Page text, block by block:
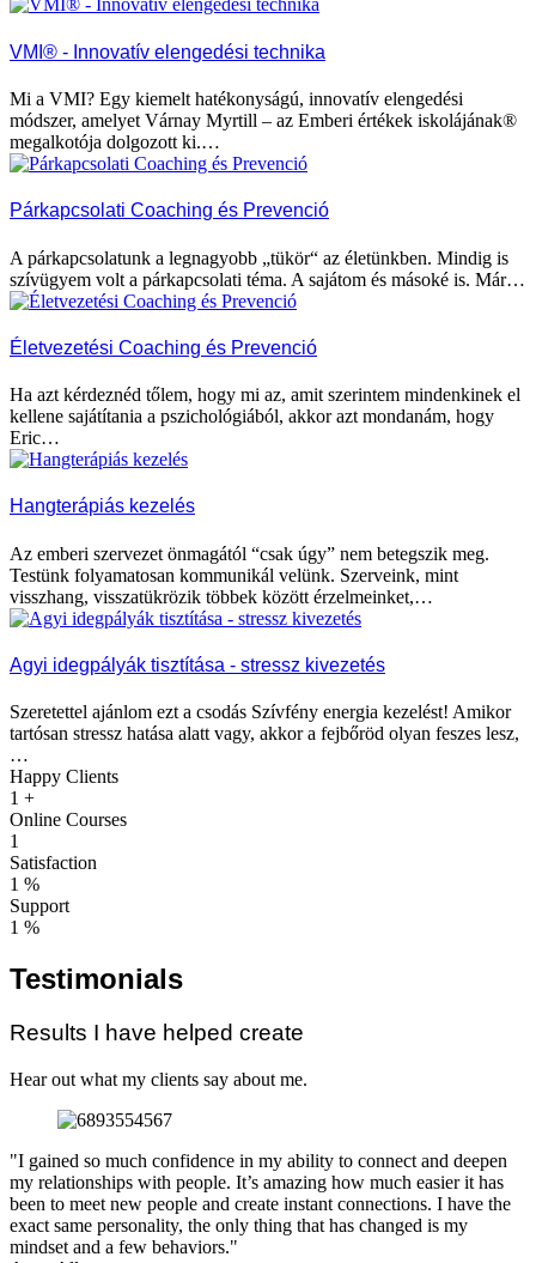
VMI® - Innovatív elengedési technika
Mi a VMI? Egy kiemelt hatékonyságú, innovatív elengedési
módszer, amelyet Várnay Myrtill – az Emberi értékek iskolájának®
megalkotója dolgozott ki.…
Párkapcsolati Coaching és Prevenció
A párkapcsolatunk a legnagyobb „tükör“ az életünkben. Mindig is
szívügyem volt a párkapcsolati téma. A sajátom és másoké is. Már…
Életvezetési Coaching és Prevenció
Ha azt kérdeznéd tőlem, hogy mi az, amit szerintem mindenkinek el
kellene sajátítania a pszichológiából, akkor azt mondanám, hogy
Eric…
Hangterápiás kezelés
Az emberi szervezet önmagától “csak úgy” nem betegszik meg.
Testünk folyamatosan kommunikál velünk. Szerveink, mint
visszhang, visszatükrözik többek között érzelmeinket,…
Agyi idegpályák tisztítása - stressz kivezetés
Szeretettel ajánlom ezt a csodás Szívfény energia kezelést! Amikor
tartósan stressz hatása alatt vagy, akkor a fejbőröd olyan feszes lesz,
…
Happy Clients
1 +
Online Courses
1
Satisfaction
1 %
Support
1 %
Testimonials
Results I have helped create
Hear out what my clients say about me.
"I gained so much confidence in my ability to connect and deepen
my relationships with people. It’s amazing how much easier it has
been to meet new people and create instant connections. I have the
exact same personality, the only thing that has changed is my
mindset and a few behaviors."